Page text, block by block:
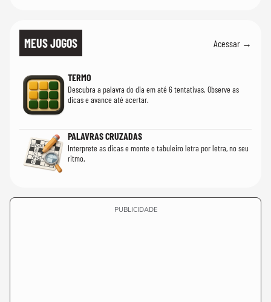
MEUS JOGOS Acessar →
TERMO
Descubra a palavra do dia em até 6 tentativas. Observe as
dicas e avance até acertar.
PALAVRAS CRUZADAS
Interprete as dicas e monte o tabuleiro letra por letra, no seu
ritmo.
PUBLICIDADE